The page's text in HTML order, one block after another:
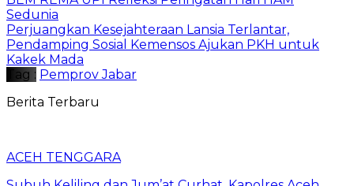
Sedunia
Perjuangkan Kesejahteraan Lansia Terlantar,
Pendamping Sosial Kemensos Ajukan PKH untuk
Kakek Mada
Tag : Pemprov Jabar
Berita Terbaru
ACEH TENGGARA